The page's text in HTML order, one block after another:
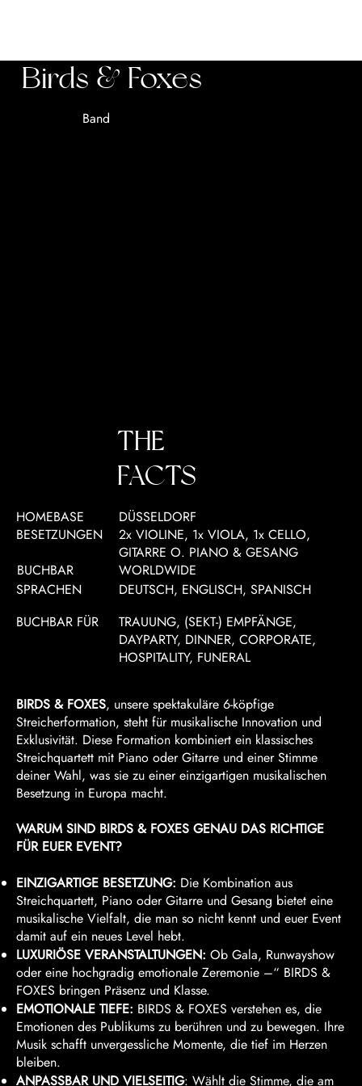
Birds & Foxes
Band
HOMEBASE DÜSSELDORF
BUCHBAR
WORLDWIDE
SPRACHEN
DEUTSCH, ENGLISCH, SPANISCH
BESETZUNGEN
2x VIOLINE, 1x VIOLA, 1x CELLO,
GITARRE O. PIANO & GESANG
BUCHBAR FÜR
TRAUUNG, (SEKT-) EMPFÄNGE,
DAYPARTY, DINNER, CORPORATE,
HOSPITALITY, FUNERAL
BIRDS & FOXES, unsere spektakuläre 6-köpfige
Streicherformation, steht für musikalische Innovation und
Exklusivität. Diese Formation kombiniert ein klassisches
Streichquartett mit Piano oder Gitarre und einer Stimme
deiner Wahl, was sie zu einer einzigartigen musikalischen
Besetzung in Europa macht.
WARUM SIND BIRDS & FOXES GENAU DAS RICHTIGE
FÜR EUER EVENT?
EINZIGARTIGE BESETZUNG: Die Kombination aus
Streichquartett, Piano oder Gitarre und Gesang bietet eine
musikalische Vielfalt, die man so nicht kennt und euer Event
damit auf ein neues Level hebt.
LUXURIÖSE VERANSTALTUNGEN:Ob Gala, Runwayshow
oder eine hochgradig emotionale Zeremonie –“ BIRDS &
FOXES bringen Präsenz und Klasse.
EMOTIONALE TIEFE: BIRDS & FOXES verstehen es, die
Emotionen des Publikums zu berühren und zu bewegen. Ihre
Musik schafft unvergessliche Momente, die tief im Herzen
bleiben.
ANPASSBAR UND VIELSEITIG: Wählt die Stimme, die am
THE
FACTS